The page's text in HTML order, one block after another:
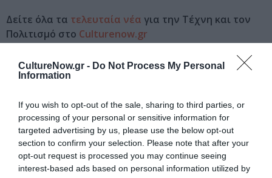
CultureNow.gr - Do Not Process My Personal
Information
If you wish to opt-out of the sale, sharing to third parties, or
processing of your personal or sensitive information for
targeted advertising by us, please use the below opt-out
section to confirm your selection. Please note that after your
opt-out request is processed you may continue seeing
interest-based ads based on personal information utilized by
Δείτε όλα τα τελευταία νέα για την Τέχνη και τον
Πολιτισμό στο Culturenow.gr
Νέοι Διαγωνισμοί❯
ΕΚΔΟΣΕΙΣ ΜΙΚΡΗ ΑΡΚΤΟΣ
ΕΝΤΕΧΝΟ - ΛΑΪΚΟ - ΠΑΡΑΔΟΣΙΑΚΗ
ΠΑΡΑΣΚΕΥΑΣ ΚΑΡΑΣΟΥΛΟΣ